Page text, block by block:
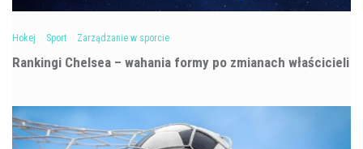
Hokej Sport Zarządzanie w sporcie
Rankingi Chelsea – wahania formy po zmianach właścicieli